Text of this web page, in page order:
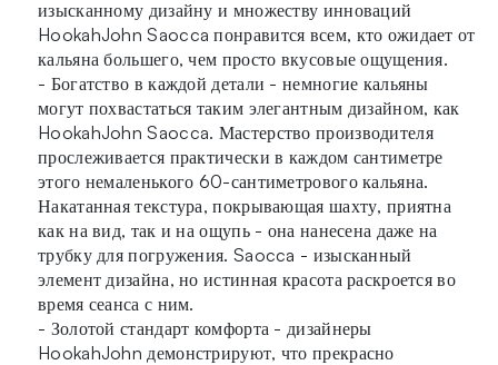
изысканному дизайну и множеству инноваций
HookahJohn Saocca понравится всем, кто ожидает от
кальяна большего, чем просто вкусовые ощущения.
- Богатство в каждой детали - немногие кальяны
могут похвастаться таким элегантным дизайном, как
HookahJohn Saocca. Мастерство производителя
прослеживается практически в каждом сантиметре
этого немаленького 60-сантиметрового кальяна.
Накатанная текстура, покрывающая шахту, приятна
как на вид, так и на ощупь - она нанесена даже на
трубку для погружения. Saocca - изысканный
элемент дизайна, но истинная красота раскроется во
время сеанса с ним.
- Золотой стандарт комфорта - дизайнеры
HookahJohn демонстрируют, что прекрасно